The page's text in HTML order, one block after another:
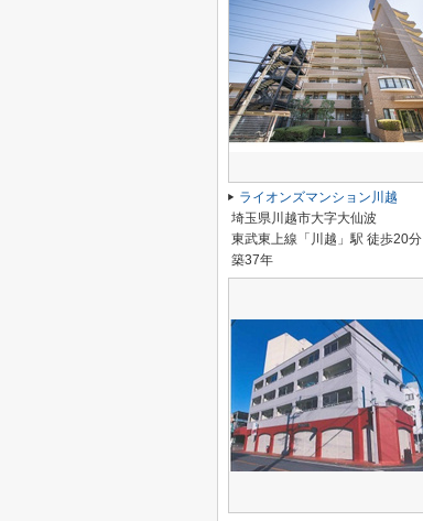
ライオンズマンション川越
埼玉県川越市大字大仙波
東武東上線「川越」駅 徒歩20分
築37年